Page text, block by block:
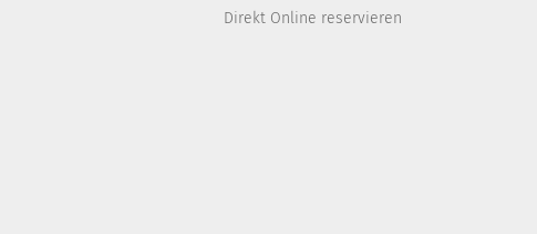
Direkt Online reservieren